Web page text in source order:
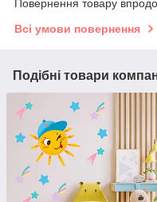
Повернення товару
Всі умови повернення
Подібні товари